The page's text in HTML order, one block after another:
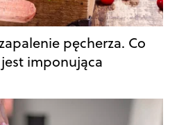
pęcherza. Co
imponująca